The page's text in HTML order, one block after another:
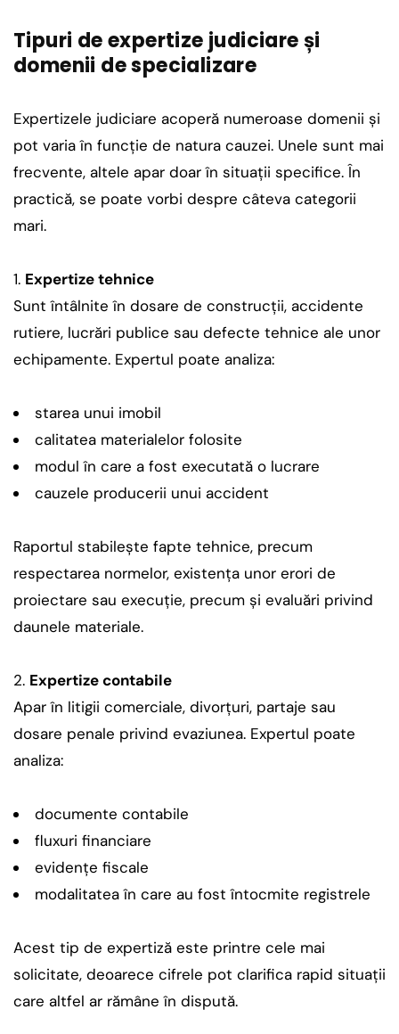
Tipuri de expertize judiciare și
domenii de specializare
Expertizele judiciare acoperă numeroase domenii și
pot varia în funcție de natura cauzei. Unele sunt mai
frecvente, altele apar doar în situații specifice. În
practică, se poate vorbi despre câteva categorii
mari.
Expertize tehnice
Sunt întâlnite în dosare de construcții, accidente
rutiere, lucrări publice sau defecte tehnice ale unor
echipamente. Expertul poate analiza:
starea unui imobil
calitatea materialelor folosite
modul în care a fost executată o lucrare
cauzele producerii unui accident
Raportul stabilește fapte tehnice, precum
respectarea normelor, existența unor erori de
proiectare sau execuție, precum și evaluări privind
daunele materiale.
Expertize contabile
Apar în litigii comerciale, divorțuri, partaje sau
dosare penale privind evaziunea. Expertul poate
analiza:
documente contabile
fluxuri financiare
evidențe fiscale
modalitatea în care au fost întocmite registrele
Acest tip de expertiză este printre cele mai
solicitate, deoarece cifrele pot clarifica rapid situații
care altfel ar rămâne în dispută.